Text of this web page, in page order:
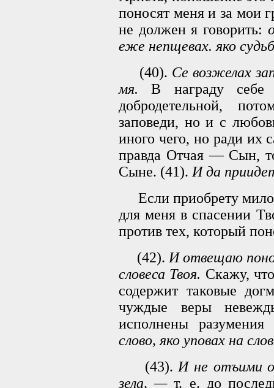
поносят меня и за мои
не должен я говорить:
еже непщевах. яко
(40). Се возжелах
мя. В награду себе
добродетельной,
заповеди, но и с
иного чего, но ради их
правда Отчая — Сын,
Сыне. (41). И да
Если приобрету
для меня в спасении
против тех, который
(42). И отвещаю
словеса Твоя. Скажу,
содержит таковые
чуждые веры
исполнены
слово, яко уповах на
(43). И не отъими
зела, —т. е. до